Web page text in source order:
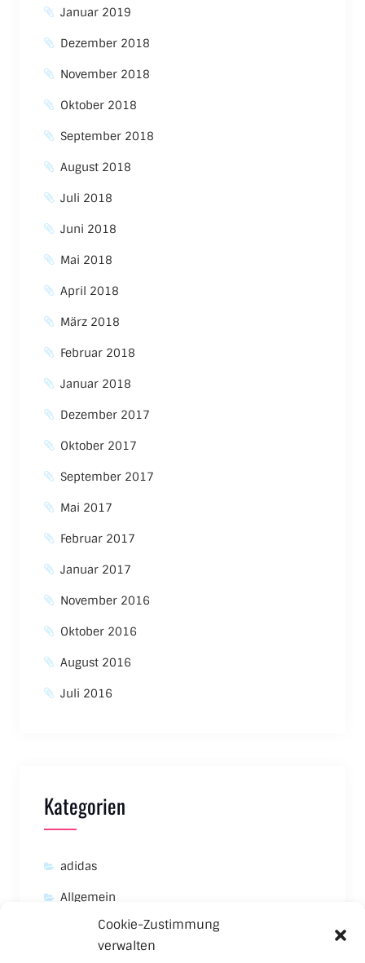
Cookie-Zustimmung
verwalten
Januar 2019
Dezember 2018
November 2018
Oktober 2018
September 2018
August 2018
Juli 2018
Juni 2018
Mai 2018
April 2018
März 2018
Februar 2018
Januar 2018
Dezember 2017
Oktober 2017
September 2017
Mai 2017
Februar 2017
Januar 2017
November 2016
Oktober 2016
August 2016
Juli 2016
Kategorien
adidas
Allgemein